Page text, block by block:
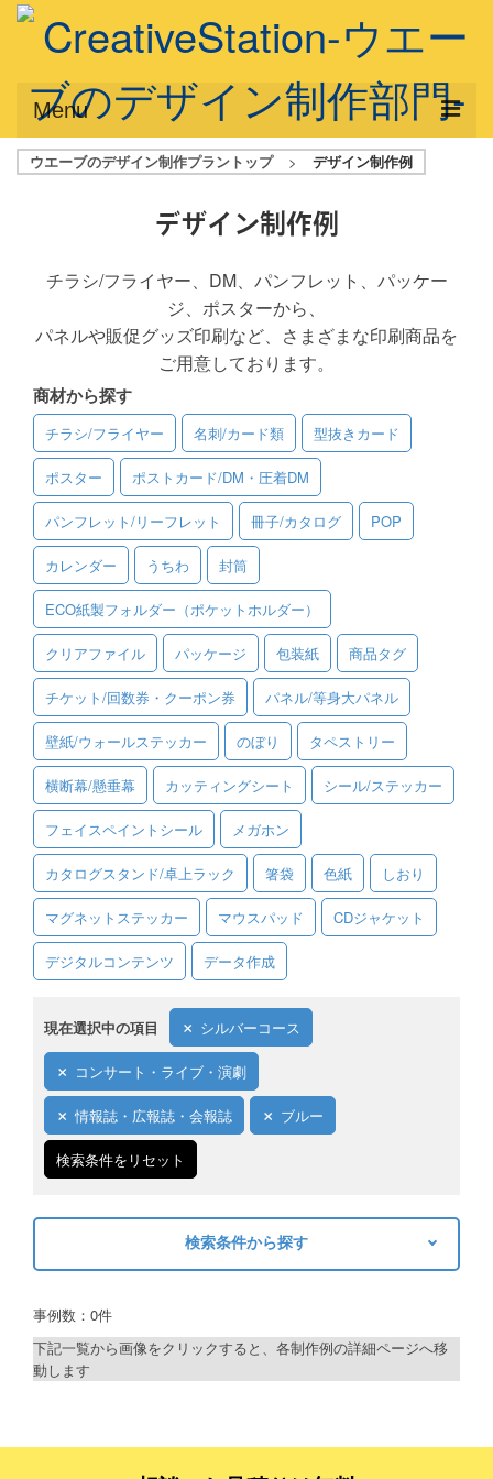
Menu
サービス概要
デザインプラン
フルデザイン
データ修正
写真からイラスト作成
デザイン制作例
ご利用料金
ご利用ガイド
ご利用の流れ
ご注文方法について
キャンセルについて
FAQ（よくあるご質問）
資料をダウンロード
ご利用規約
お見積り・お問合せ
ウエーブのデザイン制作プラントップ > デザイン制作例
デザイン制作例
チラシ/フライヤー、DM、パンフレット、パッケー
ジ、ポスターから、
パネルや販促グッズ印刷など、さまざまな印刷商品を
ご用意しております。
商材から探す
チラシ/フライヤー 名刺/カード類 型抜きカード
ポスター ポストカード/DM・圧着DM
パンフレット/リーフレット 冊子/カタログ POP
カレンダー うちわ 封筒
ECO紙製フォルダー（ポケットホルダー）
クリアファイル パッケージ 包装紙 商品タグ
チケット/回数券・クーポン券 パネル/等身大パネル
壁紙/ウォールステッカー のぼり タペストリー
横断幕/懸垂幕 カッティングシート シール/ステッカー
フェイスペイントシール メガホン
カタログスタンド/卓上ラック 箸袋 色紙 しおり
マグネットステッカー マウスパッド CDジャケット
デジタルコンテンツ データ作成
現在選択中の項目 シルバーコース
コンサート・ライブ・演劇
情報誌・広報誌・会報誌 ブルー
検索条件をリセット
検索条件から探す
制作プランで探す
事例数：0件
下記一覧から画像をクリックすると、各制作例の詳細ページへ移
動します